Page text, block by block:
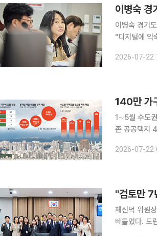
이병숙 경
이병숙 경기
"디지털에 익
에 세계유산
2026-07-22
1∼5월 수도
존 공공택지 4
까지 실적은
2026-07-22
"검토만 7
채신덕 위원
빼들었다. 도립뮤지엄 통합 운영의 구조적 모순, 7년째 표류하는 공공기관 이전, 문화 소외지역 방